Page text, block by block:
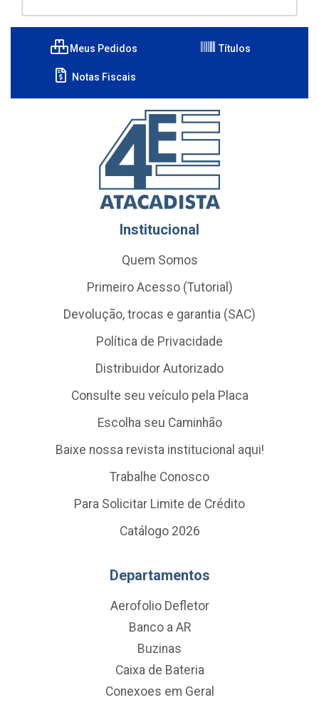
Meus Pedidos Títulos
Notas Fiscais
Institucional
Quem Somos
Primeiro Acesso (Tutorial)
Devolução, trocas e garantia (SAC)
Política de Privacidade
Distribuidor Autorizado
Consulte seu veículo pela Placa
Escolha seu Caminhão
Baixe nossa revista institucional aqui!
Trabalhe Conosco
Para Solicitar Limite de Crédito
Catálogo 2026
Departamentos
Aerofolio Defletor
Banco a AR
Buzinas
Caixa de Bateria
Conexoes em Geral